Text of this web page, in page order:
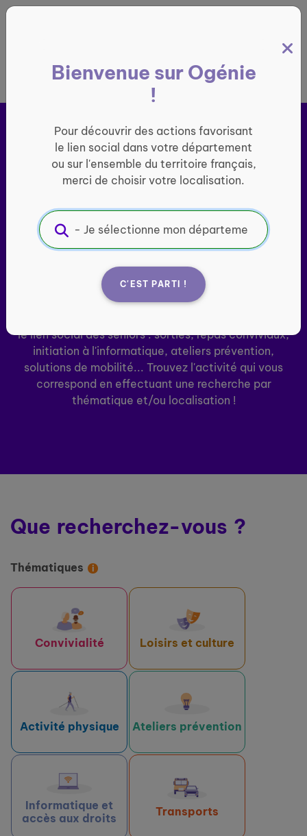
France entière
Bienvenue sur Ogénie
!
Pour découvrir des actions favorisant
le lien social dans votre département
ou sur l'ensemble du territoire français,
merci de choisir votre localisation.
C'EST PARTI !
Je cherche des activités à
proximité
Accédez à une large sélection d'activités organisées
le lien social des seniors : sorties, repas conviviaux,
initiation à l'informatique, ateliers prévention,
solutions de mobilité... Trouvez l'activité qui vous
correspond en effectuant une recherche par
thématique et/ou localisation !
Que recherchez-vous ?
Thématiques
Convivialité Loisirs et culture
Activité physique Ateliers prévention
Informatique et
accès aux droits
Transports
Panneau de gestion des cookies